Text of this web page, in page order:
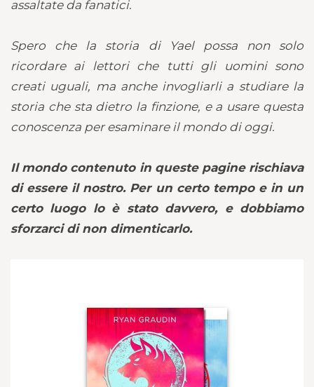
assaltate da fanatici.
Spero che la storia di Yael possa non solo
ricordare ai lettori che tutti gli uomini sono
creati uguali, ma anche invogliarli a studiare la
storia che sta dietro la finzione, e a usare questa
conoscenza per esaminare il mondo di oggi.
Il mondo contenuto in queste pagine rischiava
di essere il nostro. Per un certo tempo e in un
certo luogo lo è stato davvero, e dobbiamo
sforzarci di non dimenticarlo.